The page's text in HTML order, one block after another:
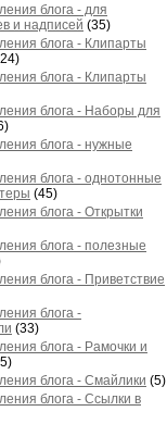
блога - для
и надписей (35)
блога - Клипарты
блога - Клипарты
блога - Наборы для
блога - нужные
блога - однотонные
(45)
блога - Открытки
блога - полезные
блога - Приветствие
блога -
(33)
блога - Рамочки и
блога - Смайлики (5)
блога - Ссылки в